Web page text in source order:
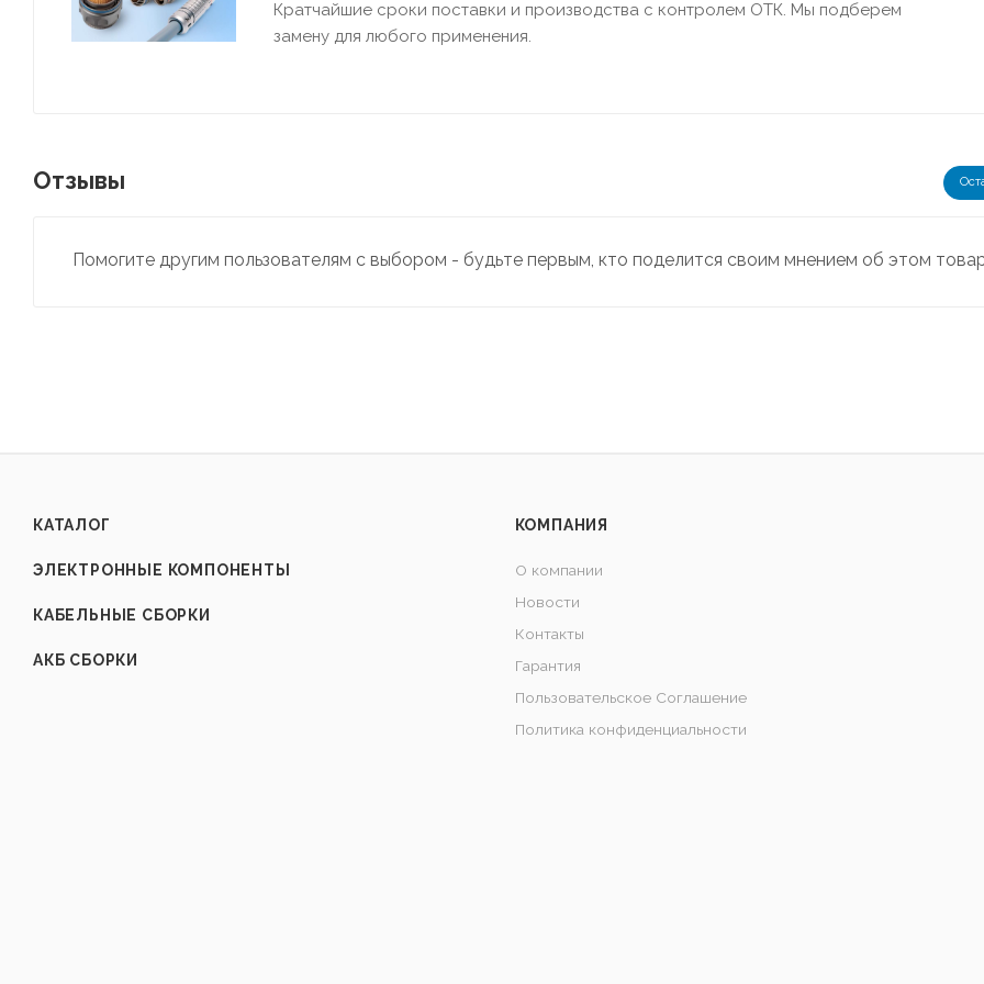
Кратчайшие сроки поставки и производства с контролем ОТК. Мы подберем
замену для любого применения.
Отзывы
Помогите другим пользователям с выбором - будьте первым, кто поделится своим мнением об этом
КАТАЛОГ
ЭЛЕКТРОННЫЕ КОМПОНЕНТЫ
КАБЕЛЬНЫЕ СБОРКИ
АКБ СБОРКИ
КОМПАНИЯ
О компании
Новости
Контакты
Гарантия
Пользовательское Соглашение
Политика конфиденциальности